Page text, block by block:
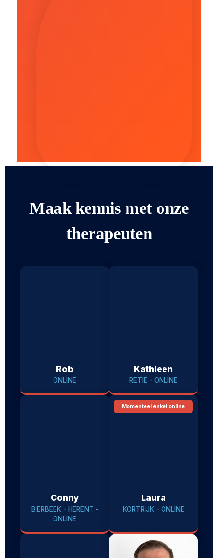
Maak kennis met onze
therapeuten
Rob
ONLINE
Kathleen
RETIE - ONLINE
Conny
BIERBEEK - HERENT -
ONLINE
Momenteel enkel online
Laura
KORTRIJK - ONLINE